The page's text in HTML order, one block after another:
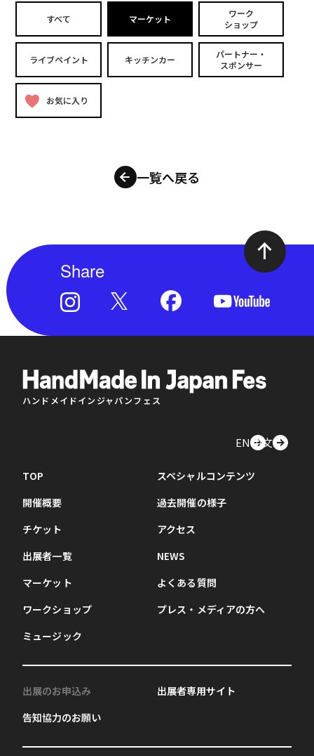
すべて マーケット
ワーク
ショップ
ライブペイント キッチンカー
パートナー・
スポンサー
お気に入り
一覧へ戻る
Share
ハンドメイドインジャパンフェス
EN中文
TOP
開催概要
チケット
出展者一覧
マーケット
ワークショップ
ミュージック
スペシャルコンテンツ
過去開催の様子
アクセス
NEWS
よくある質問
プレス・メディアの方へ
出展のお申込み
告知協力のお願い
出展者専用サイト